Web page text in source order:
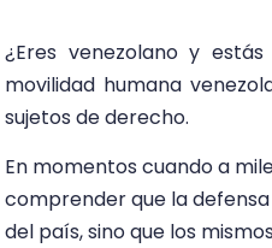
¿Eres venezolano y
movilidad humana
sujetos de derecho.
En momentos cuando a
comprender que la
del país, sino que los